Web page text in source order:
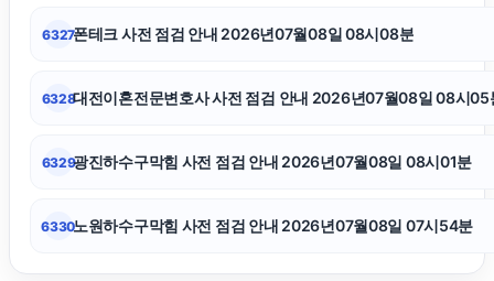
탐정사무소
용인형사전문변호사
대환대출
6327폰테크 사전 점검 안내 2026년07월08일 08시08분
6328대전이혼전문변호사 사전 점검 안내 2026년07월08일 08시05
6329광진하수구막힘 사전 점검 안내 2026년07월08일 08시01분
6330노원하수구막힘 사전 점검 안내 2026년07월08일 07시54분